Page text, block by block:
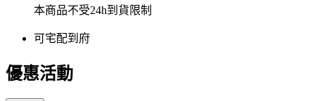
本商品不受24h到貨限制
可宅配到府
優惠活動